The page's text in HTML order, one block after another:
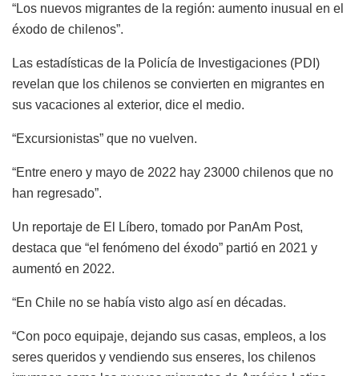
“Los nuevos migrantes de la región: aumento inusual en el
éxodo de chilenos”.
Las estadísticas de la Policía de Investigaciones (PDI)
revelan que los chilenos se convierten en migrantes en
sus vacaciones al exterior, dice el medio.
“Excursionistas” que no vuelven.
“Entre enero y mayo de 2022 hay 23000 chilenos que no
han regresado”.
Un reportaje de El Líbero, tomado por PanAm Post,
destaca que “el fenómeno del éxodo” partió en 2021 y
aumentó en 2022.
“En Chile no se había visto algo así en décadas.
“Con poco equipaje, dejando sus casas, empleos, a los
seres queridos y vendiendo sus enseres, los chilenos